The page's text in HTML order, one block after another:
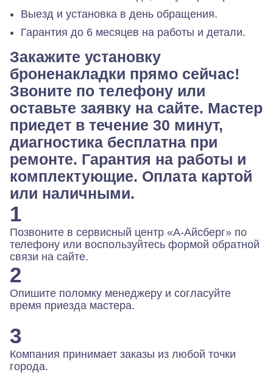
Выезд и установка в день обращения.
Гарантия до 6 месяцев на работы и детали.
Закажите установку
броненакладки прямо сейчас!
Звоните по телефону или
оставьте заявку на сайте. Мастер
приедет в течение 30 минут,
диагностика бесплатна при
ремонте. Гарантия на работы и
комплектующие. Оплата картой
или наличными.
1
Позвоните в сервисный центр «А-Айсберг» по
телефону или воспользуйтесь формой обратной
связи на сайте.
2
Опишите поломку менеджеру и согласуйте
время приезда мастера.
3
Компания принимает заказы из любой точки
города.